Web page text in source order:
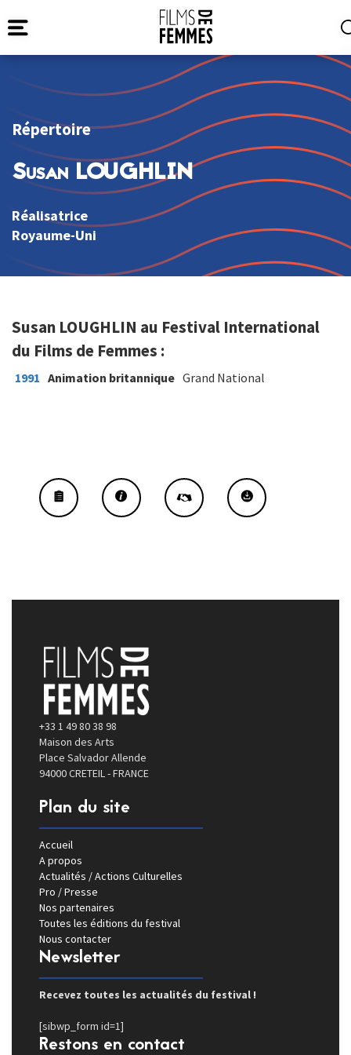
Répertoire
Susan LOUGHLIN
Réalisatrice
Royaume-Uni
Susan LOUGHLIN au Festival International
du Films de Femmes :
1991 Animation britannique Grand National
+33 1 49 80 38 98
Maison des Arts
Place Salvador Allende
94000 CRETEIL - FRANCE
Plan du site
Accueil
A propos
Actualités / Actions Culturelles
Pro / Presse
Nos partenaires
Toutes les éditions du festival
Nous contacter
Newsletter
Recevez toutes les actualités du festival !
[sibwp_form id=1]
Restons en contact